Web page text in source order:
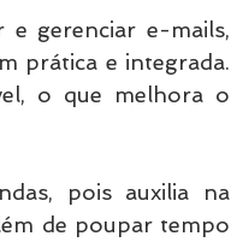
e gerenciar e-mails,
prática e integrada.
o que melhora o
pois auxilia na
de poupar tempo